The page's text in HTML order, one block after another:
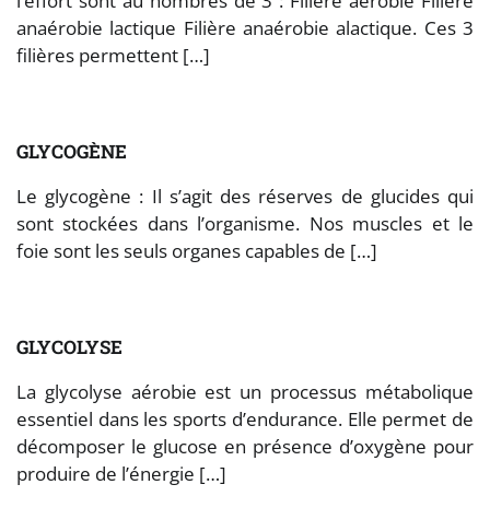
anaérobie lactique Filière anaérobie alactique. Ces 3
filières permettent […]
GLYCOGÈNE
Le glycogène : Il s’agit des réserves de glucides qui
sont stockées dans l’organisme. Nos muscles et le
foie sont les seuls organes capables de […]
GLYCOLYSE
La glycolyse aérobie est un processus métabolique
essentiel dans les sports d’endurance. Elle permet de
décomposer le glucose en présence d’oxygène pour
produire de l’énergie […]